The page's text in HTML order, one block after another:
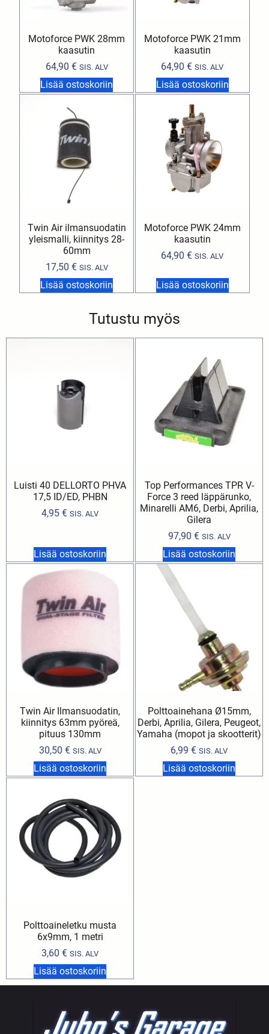
Motoforce PWK 28mm
kaasutin
64,90 € SIS. ALV
Lisää ostoskoriin
Motoforce PWK 21mm
kaasutin
64,90€ SIS. ALV
Lisää ostoskoriin
Twin Air ilmansuodatin
yleismalli, kiinnitys 28-
60mm
17,50 € SIS. ALV
Lisää ostoskoriin
Motoforce PWK 24mm
kaasutin
64,90€ SIS. ALV
Lisää ostoskoriin
Tutustu myös
Luisti 40 DELLORTO PHVA
17,5 ID/ED, PHBN
4,95 € SIS. ALV
Lisää ostoskoriin
Top Performances TPR V-
Force 3 reed läppärunko,
Minarelli AM6, Derbi, Aprilia,
Gilera
97,90 € SIS. ALV
Lisää ostoskoriin
Twin Air Ilmansuodatin,
kiinnitys 63mm pyöreä,
pituus 130mm
30,50 € SIS. ALV
Lisää ostoskoriin
Polttoainehana Ø15mm,
Derbi, Aprilia, Gilera, Peugeot,
Yamaha (mopot ja skootterit)
6,99 € SIS. ALV
Lisää ostoskoriin
Polttoaineletku musta
6x9mm, 1 metri
3,60 € SIS. ALV
Lisää ostoskoriin